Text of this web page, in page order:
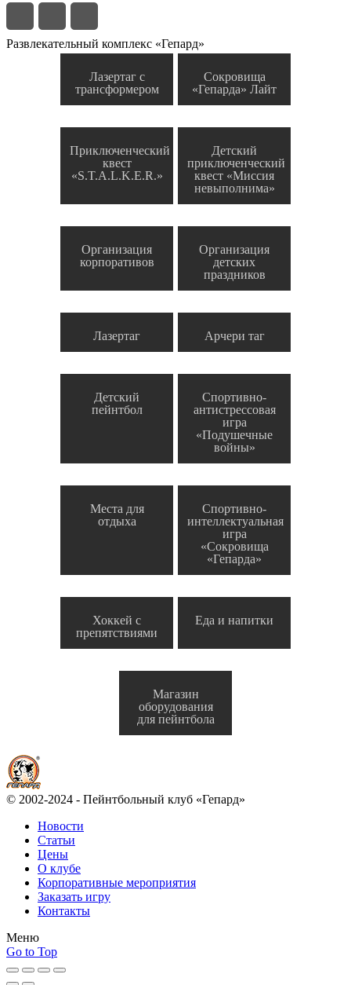
Развлекательный комплекс «Гепард»
Лазертаг с
трансформером
Сокровища
«Гепарда» Лайт
Приключенческий
квест
«S.T.A.L.K.E.R.»
Детский
приключенческий
квест «Миссия
невыполнима»
Организация
корпоративов
Организация
детских
праздников
Лазертаг Арчери таг
Детский
пейнтбол
Спортивно-
антистрессовая
игра
«Подушечные
войны»
Места для
отдыха
Спортивно-
интеллектуальная
игра
«Сокровища
«Гепарда»
Хоккей с
препятствиями
Еда и напитки
Магазин
оборудования
для пейнтбола
© 2002-2024 - Пейнтбольный клуб «Гепард»
Новости
Статьи
Цены
О клубе
Корпоративные мероприятия
Заказать игру
Контакты
Меню
Go to Top